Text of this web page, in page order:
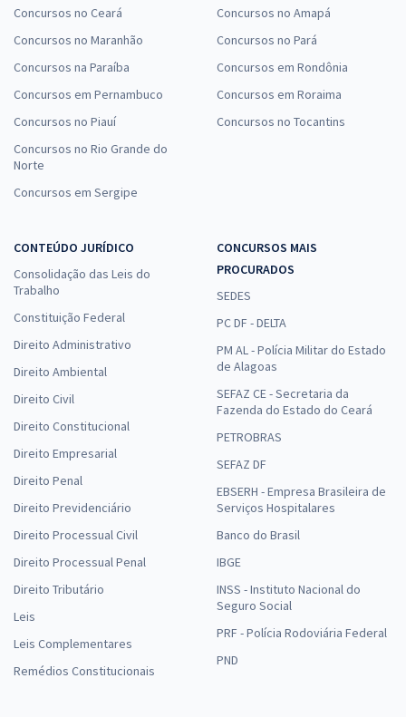
Concursos no Ceará
Concursos no Maranhão
Concursos na Paraíba
Concursos em Pernambuco
Concursos no Piauí
Concursos no Rio Grande do
Norte
Concursos em Sergipe
Concursos no Amapá
Concursos no Pará
Concursos em Rondônia
Concursos em Roraima
Concursos no Tocantins
CONTEÚDO JURÍDICO
Consolidação das Leis do
Trabalho
Constituição Federal
Direito Administrativo
Direito Ambiental
Direito Civil
Direito Constitucional
Direito Empresarial
Direito Penal
Direito Previdenciário
Direito Processual Civil
Direito Processual Penal
Direito Tributário
Leis
Leis Complementares
Remédios Constitucionais
CONCURSOS MAIS
PROCURADOS
SEDES
PC DF - DELTA
PM AL - Polícia Militar do Estado
de Alagoas
SEFAZ CE - Secretaria da
Fazenda do Estado do Ceará
PETROBRAS
SEFAZ DF
EBSERH - Empresa Brasileira de
Serviços Hospitalares
Banco do Brasil
IBGE
INSS - Instituto Nacional do
Seguro Social
PRF - Polícia Rodoviária Federal
PND